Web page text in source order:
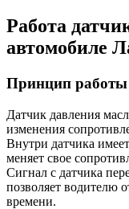
Работа
автомобиле
Принцип работы
Датчик давления
изменения
Внутри датчика
меняет свое
Сигнал с датчика
позволяет водителю
времени.